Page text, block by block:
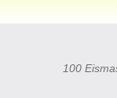
100